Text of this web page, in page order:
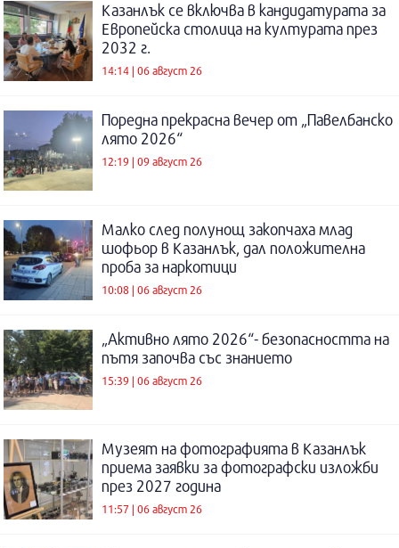
Казанлък се включва в кандидатурата за
Европейска столица на културата през
2032 г.
14:14 | 06 август 26
Поредна прекрасна вечер от „Павелбанско
лято 2026“
12:19 | 09 август 26
Малко след полунощ закопчаха млад
шофьор в Казанлък, дал положителна
проба за наркотици
10:08 | 06 август 26
„Активно лято 2026“- безопасността на
пътя започва със знанието
15:39 | 06 август 26
Музеят на фотографията в Казанлък
приема заявки за фотографски изложби
през 2027 година
11:57 | 06 август 26